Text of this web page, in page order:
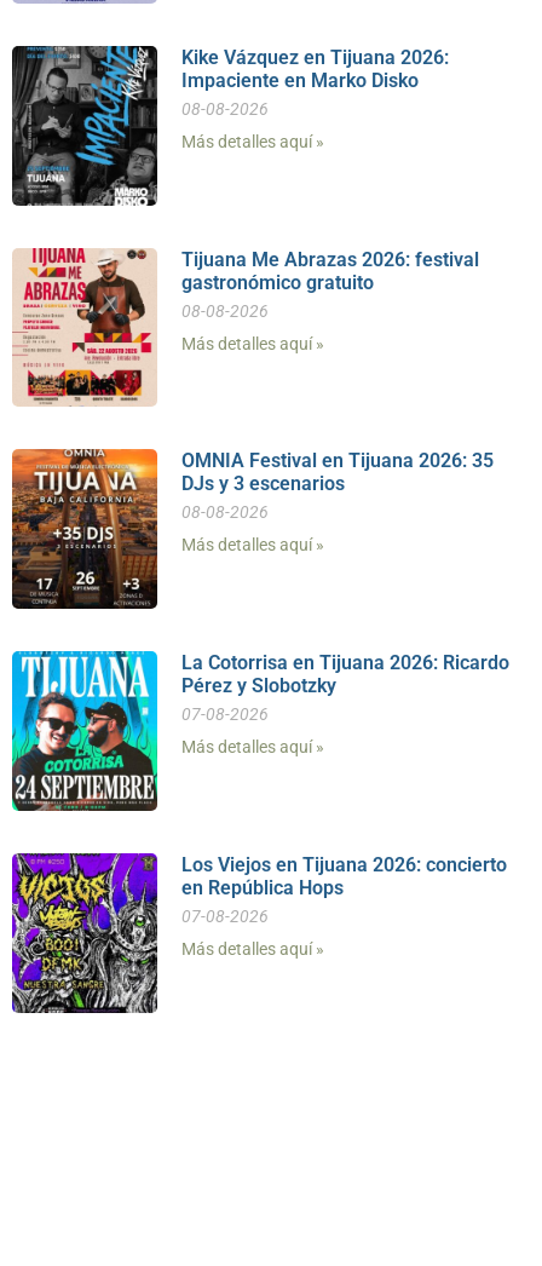
Kike Vázquez en Tijuana 2026:
Impaciente en Marko Disko
08-08-2026
Más detalles aquí »
Tijuana Me Abrazas 2026: festival
gastronómico gratuito
08-08-2026
Más detalles aquí »
OMNIA Festival en Tijuana 2026: 35
DJs y 3 escenarios
08-08-2026
Más detalles aquí »
La Cotorrisa en Tijuana 2026: Ricardo
Pérez y Slobotzky
07-08-2026
Más detalles aquí »
Los Viejos en Tijuana 2026: concierto
en República Hops
07-08-2026
Más detalles aquí »